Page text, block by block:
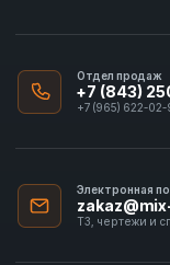
Отдел продаж
+7 (843)
+7 (965) 622-02-
Электронная
ТЗ, чертежи и